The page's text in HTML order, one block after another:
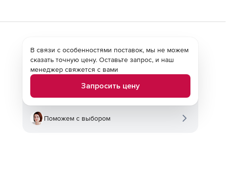
В связи с особенностями поставок, мы не можем
сказать точную цену. Оставьте запрос, и наш
менеджер свяжется с вами
Запросить цену
Поможем с выбором